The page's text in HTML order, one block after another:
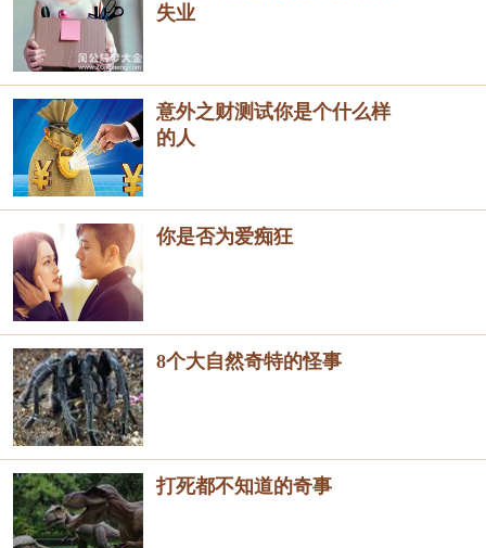
失业
意外之财测试你是个什么样
的人
你是否为爱痴狂
8个大自然奇特的怪事
打死都不知道的奇事